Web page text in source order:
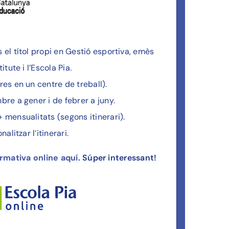
el títol propi en Gestió esportiva, emès
i l’Escola Pia.
en un centre de treball).
a gener i de febrer a juny.
(segons itinerari).
l’itinerari.
online aquí. Súper interessant!